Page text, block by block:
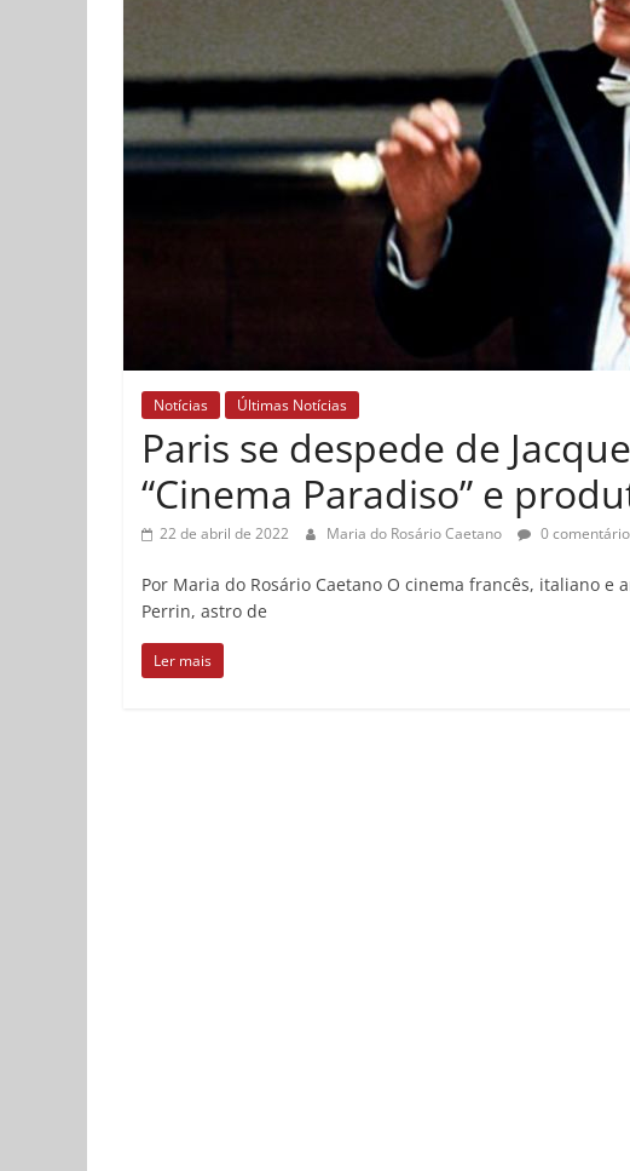
Notícias Últimas Notícias
Paris se despede de
“Cinema Paradiso” e
22 de abril de 2022 Maria do Rosário Caetano 0
Por Maria do Rosário Caetano O cinema francês, italiano
Perrin, astro de
Ler mais